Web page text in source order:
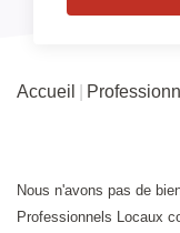
Accueil
Nous n'avons pas de
Professionnels Locaux